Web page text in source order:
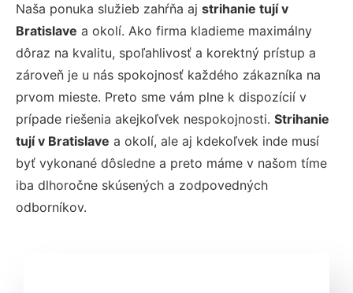
Naša ponuka služieb zahŕňa aj strihanie tujív
Bratislave a okolí. Ako firma kladieme maximálny
dôraz na kvalitu, spoľahlivosť a korektný prístup a
zároveň je u nás spokojnosť každého zákazníka na
prvom mieste. Preto sme vám plne k dispozícií v
prípade riešenia akejkoľvek nespokojnosti. Strihanie
tujív Bratislave a okolí, ale aj kdekoľvek inde musí
byť vykonané dôsledne a preto máme v našom tíme
iba dlhoročne skúsených a zodpovedných
odborníkov.